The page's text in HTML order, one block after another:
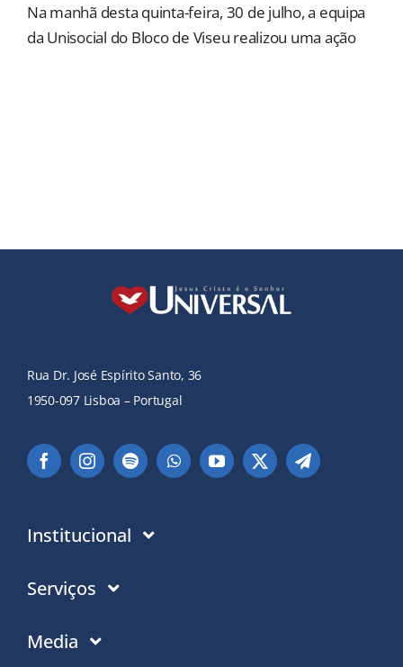
Na manhã desta quinta-feira, 30 de julho, a equipa
da Unisocial do Bloco de Viseu realizou uma ação
Rua Dr. José Espírito Santo, 36
1950-097 Lisboa – Portugal
Institucional
Instituição
Serviços
Contactos
Media